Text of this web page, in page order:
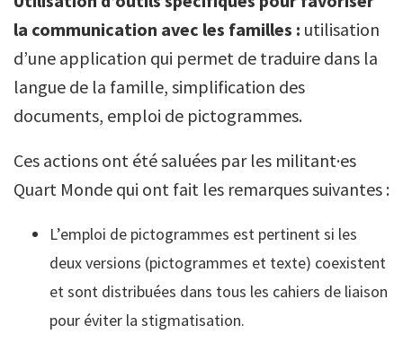
la communication avec les familles : utilisation
d’une application qui permet de traduire dans la
langue de la famille, simplification des
documents, emploi de pictogrammes.
Ces actions ont été saluées par les militant·es
Quart Monde qui ont fait les remarques suivantes :
L’emploi de pictogrammes est pertinent si les
deux versions (pictogrammes et texte) coexistent
et sont distribuées dans tous les cahiers de liaison
pour éviter la stigmatisation.